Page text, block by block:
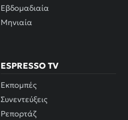
Εβδομαδιαία
Μηνιαία
ESPRESSO TV
Εκπομπές
Συνεντεύξεις
Ρεπορτάζ